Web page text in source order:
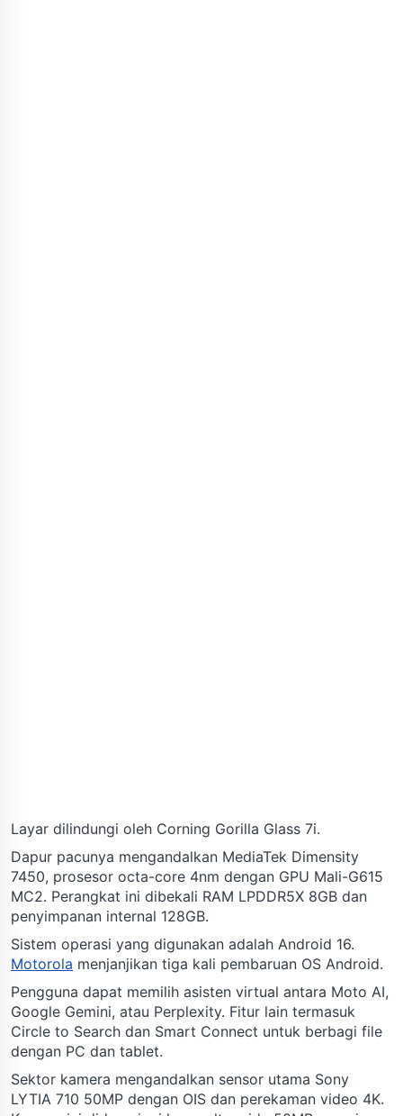
Layar dilindungi oleh Corning Gorilla Glass 7i.
Dapur pacunya mengandalkan MediaTek Dimensity
7450, prosesor octa-core 4nm dengan GPU Mali-G615
MC2. Perangkat ini dibekali RAM LPDDR5X 8GB dan
penyimpanan internal 128GB.
Sistem operasi yang digunakan adalah Android 16.
Motorola menjanjikan tiga kali pembaruan OS Android.
Pengguna dapat memilih asisten virtual antara Moto AI,
Google Gemini, atau Perplexity. Fitur lain termasuk
Circle to Search dan Smart Connect untuk berbagi file
dengan PC dan tablet.
Sektor kamera mengandalkan sensor utama Sony
LYTIA 710 50MP dengan OIS dan perekaman video 4K.